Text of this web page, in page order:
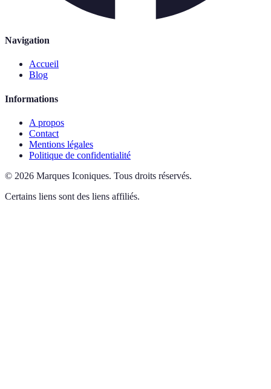
Navigation
Accueil
Blog
Informations
A propos
Contact
Mentions légales
Politique de confidentialité
© 2026 Marques Iconiques. Tous droits réservés.
Certains liens sont des liens affiliés.